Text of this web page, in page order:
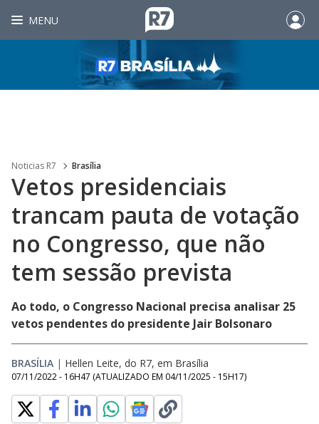
MENU
Noticias R7 Brasília
Vetos presidenciais
trancam pauta de votação
no Congresso, que não
tem sessão prevista
Ao todo, o Congresso Nacional precisa analisar 25
vetos pendentes do presidente Jair Bolsonaro
BRASÍLIA | Hellen Leite, do R7, em Brasília
07/11/2022 - 16H47 (ATUALIZADO EM 04/11/2025 - 15H17)